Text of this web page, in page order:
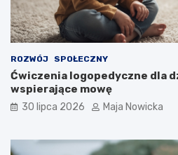
ROZWÓJ SPOŁECZNY
Ćwiczenia logopedyczne dla
wspierające mowę
30 lipca 2026 Maja Nowicka